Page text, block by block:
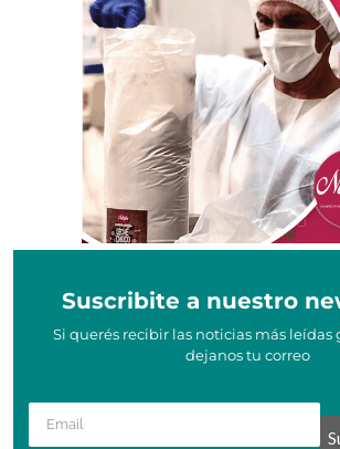
Suscribite a nuestro
Si querés recibir las noticias más leídas
dejanos tu correo